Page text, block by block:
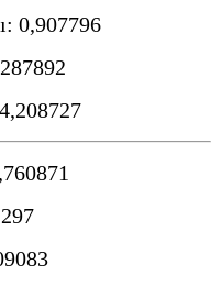
0,907796